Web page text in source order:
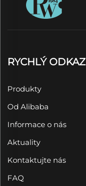
RYCHLÝ ODKAZ
Produkty
Od Alibaba
Informace o nás
Aktuality
Kontaktujte nás
FAQ